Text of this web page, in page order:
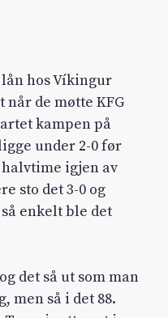
hos Víkingur
de møtte KFG
kampen på
under 2-0 før
igjen av
sto det 3-0 og
enkelt ble det
det så ut som man
men så i det 88.